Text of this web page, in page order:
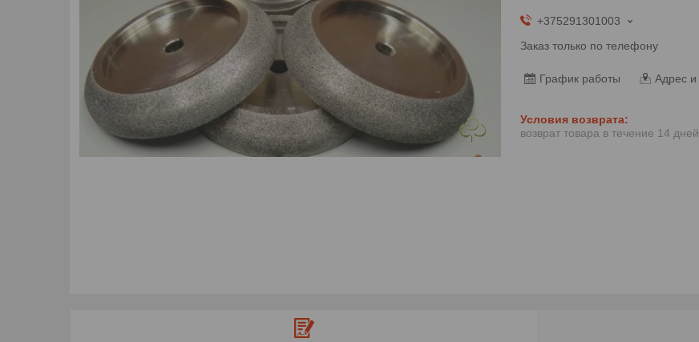
+375291301003
Заказ только по телефону
График работы Адрес и
возврат товара в течение 14 дней